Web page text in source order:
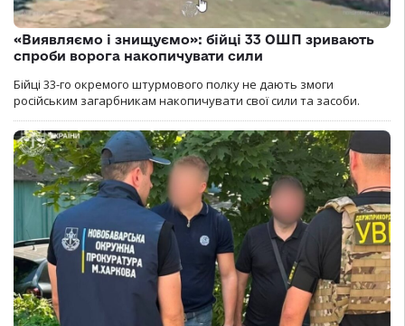
«Виявляємо і знищуємо»: бійці 33 ОШП зривають
спроби ворога накопичувати сили
Бійці 33-го окремого штурмового полку не дають змоги
російським загарбникам накопичувати свої сили та засоби.